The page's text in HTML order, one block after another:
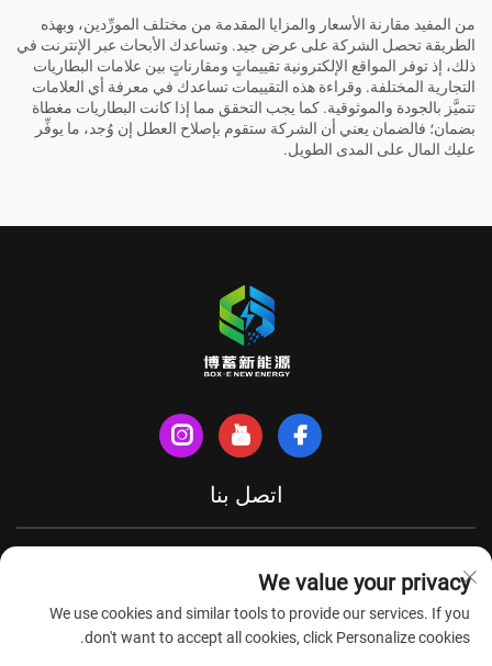
من المفيد مقارنة الأسعار والمزايا المقدمة من مختلف المورِّدين، وبهذه
الطريقة تحصل الشركة على عرض جيد. وتساعدك الأبحاث عبر الإنترنت في
ذلك، إذ توفر المواقع الإلكترونية تقييماتٍ ومقارناتٍ بين علامات البطاريات
التجارية المختلفة. وقراءة هذه التقييمات تساعدك في معرفة أي العلامات
تتميَّز بالجودة والموثوقية. كما يجب التحقق مما إذا كانت البطاريات مغطاة
بضمان؛ فالضمان يعني أن الشركة ستقوم بإصلاح العطل إن وُجد، ما يوفِّر
عليك المال على المدى الطويل.
اتصل بنا
We value your privacy
We use cookies and similar tools to provide our services. If you
don't want to accept all cookies, click Personalize cookies.